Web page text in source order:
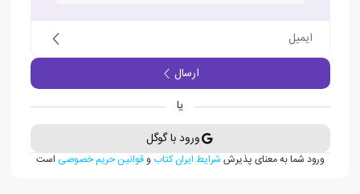
ایمیل
ارسال
یا
ورود با گوگل
ورود شما به معنای پذیرش شرایط ایران کتاب وقوانین حریم خصوصی است